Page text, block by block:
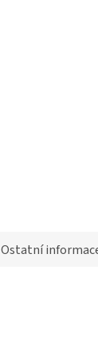
Ostatní